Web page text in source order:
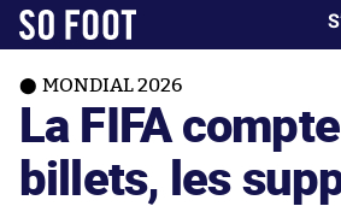
MONDIAL 2026
La FIFA
billets, les